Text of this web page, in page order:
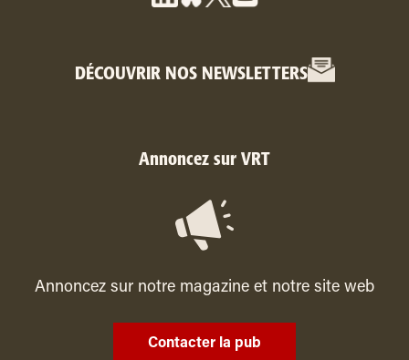
DÉCOUVRIR NOS NEWSLETTERS
Annoncez sur VRT
Annoncez sur notre magazine et notre site web
Contacter la pub